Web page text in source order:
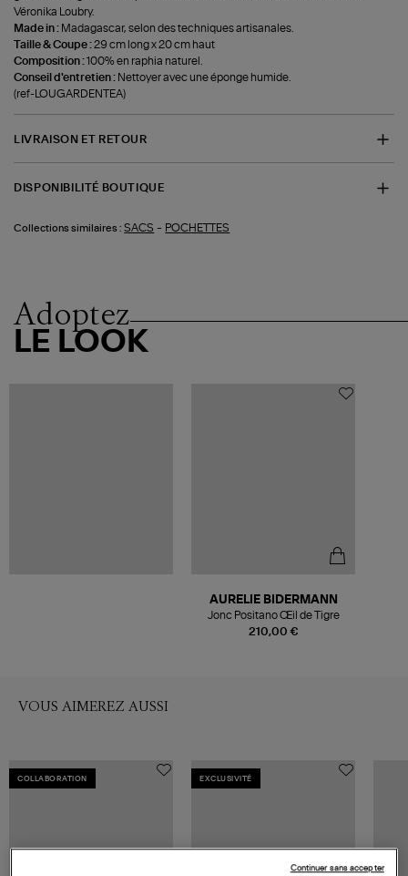
Véronika Loubry.
Made in : Madagascar, selon des techniques artisanales.
Taille & Coupe :29 cm long x 20 cm haut
Composition :100% en raphia naturel.
Conseil d'entretien : Nettoyer avec une éponge humide.
(ref-LOUGARDENTEA)
LIVRAISON ET RETOUR
DISPONIBILITÉ BOUTIQUE
Collections similaires : SACS - POCHETTES
Adoptez
LE LOOK
210,00 €
AURELIE BIDERMANN
Jonc Positano Œil de Tigre
VOUS AIMEREZ AUSSI
COLLABORATION EXCLUSIVITÉ
Continuer sans accepter